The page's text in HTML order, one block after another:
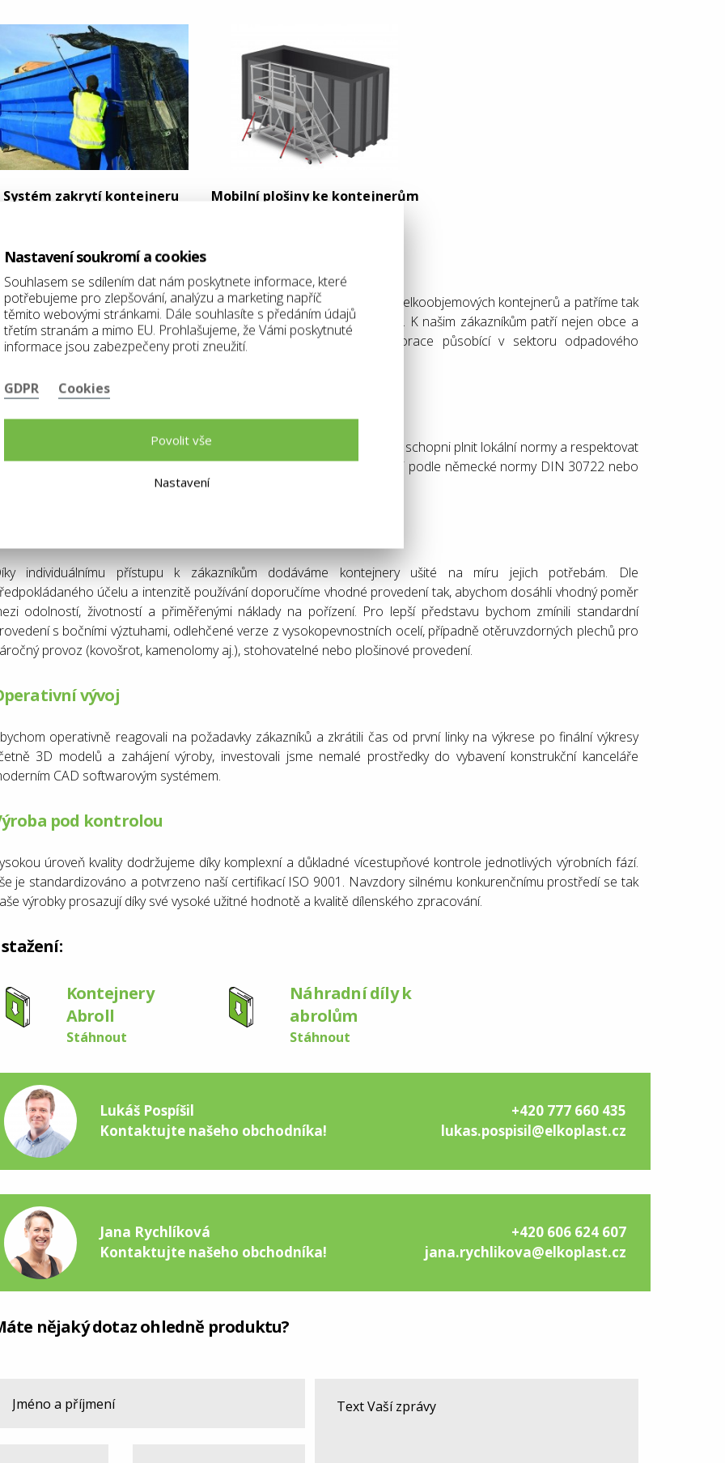
Systém zakrytí kontejneru
Mobilní plošiny ke kontejnerům
Pozice na trhu
V našich třech výrobních závodech vyrábíme ročně více než 5000 kusů velkoobjemových kontejnerů a patříme tak
k předním výrobcům nejen v České republice, ale v celé střední Evropě. K našim zákazníkům patří nejen obce a
technické služby, ale i významné soukromé firmy či globální korporace působící v sektoru odpadového
hospodářství, šrotařské, dřevozpracující, stavební a jiné společnosti.
Geografická působnost
Naši odběratelé se nachází ve 14 evropských zemích, proto musíme být schopni plnit lokální normy a respektovat
zvyklosti jednotlivých trhů. Velkoobjemové kontejnery vyrábíme nejčastěji podle německé normy DIN 30722 nebo
individuálnímu přístupu k zákazníkům dodáváme kontejnery ušité na míru jejich potřebám. Dle
účelu a intenzitě používání doporučíme vhodné provedení tak, abychom dosáhli vhodný poměr
odolností, životností a přiměřenými náklady na pořízení. Pro lepší představu bychom zmínili standardní
s bočními výztuhami, odlehčené verze z vysokopevnostních ocelí, případně otěruvzdorných plechů pro
provoz (kovošrot, kamenolomy aj.), stohovatelné nebo plošinové provedení.
vývoj
operativně reagovali na požadavky zákazníků a zkrátili čas od první linky na výkrese po finální výkresy
3D modelů a zahájení výroby, investovali jsme nemalé prostředky do vybavení konstrukční kanceláře
CAD softwarovým systémem.
pod kontrolou
úroveň kvality dodržujeme díky komplexní a důkladné vícestupňové kontrole jednotlivých výrobních fází.
je standardizováno a potvrzeno naší certifikací ISO 9001. Navzdory silnému konkurenčnímu prostředí se tak
výrobky prosazují díky své vysoké užitné hodnotě a kvalitě dílenského zpracování.
stažení:
Kontejnery
Abroll
Stáhnout
Náhradní díly k
abrolům
Stáhnout
Lukáš Pospíšil
Kontaktujte našeho obchodníka!
+420 777 660 435
lukas.pospisil@elkoplast.cz
Jana Rychlíková
Kontaktujte našeho obchodníka!
+420 606 624 607
jana.rychlikova@elkoplast.cz
nějaký dotaz ohledně produktu?
Nastavení soukromí a cookies
Souhlasem se sdílením dat nám poskytnete informace, které
potřebujeme pro zlepšování, analýzu a marketing napříč
těmito webovými stránkami. Dále souhlasíte s předáním údajů
třetím stranám a mimo EU. Prohlašujeme, že Vámi poskytnuté
informace jsou zabezpečeny proti zneužití.
GDPR Cookies
Povolit vše
Nastavení